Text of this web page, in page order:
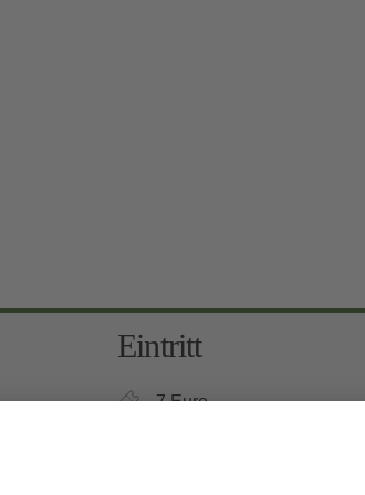
Eintritt
7 Euro
Kinder 6-12 Jahre: 3